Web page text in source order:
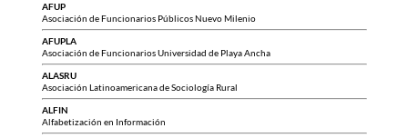
AFUP
Asociación de Funcionarios Públicos Nuevo Milenio
AFUPLA
Asociación de Funcionarios Universidad de Playa Ancha
ALASRU
Asociación Latinoamericana de Sociología Rural
ALFIN
Alfabetización en Información